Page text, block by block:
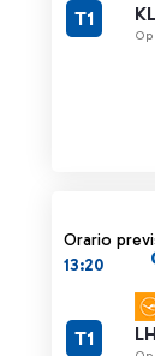
T1
Orario
13:20
T1